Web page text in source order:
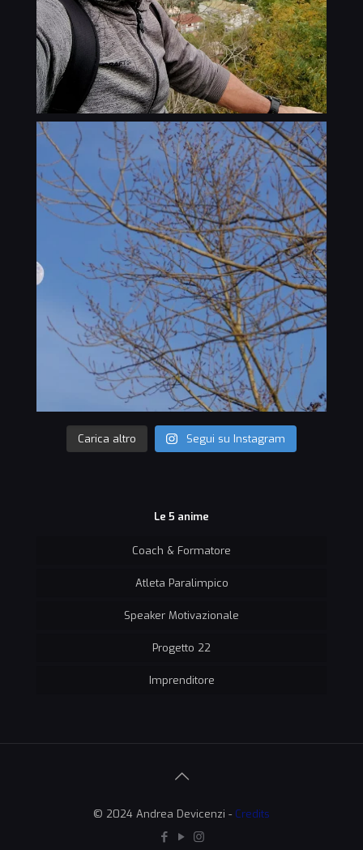
Carica altro Segui su Instagram
Le 5 anime
Coach & Formatore
Atleta Paralimpico
Speaker Motivazionale
Progetto 22
Imprenditore
© 2024 Andrea Devicenzi - Credits